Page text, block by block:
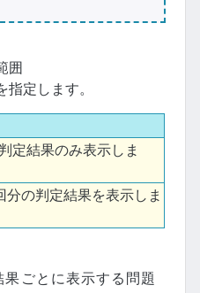
囲
定します。
定結果のみ表示しま
分の判定結果を表示しま
ごとに表示する問題